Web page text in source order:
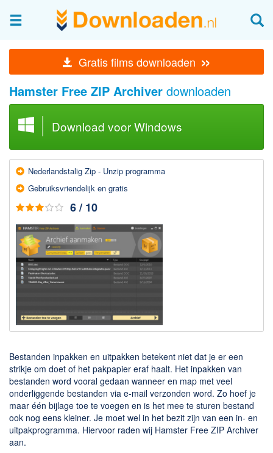
Gratis films downloaden »
Afbeeldingen & fotografie
Beheren en bekijken
Afbeelding & foto bewerken
Foto apps
Screenshots Maken
Audio & Video
Branden en Rippen
Media streamen
Mediaspeler
Opnemen Audio en Video
Video bewerken
BitTorrent Clients
Nieuwslezers (Downloaden via usenet)
Onderhoud & Veiligheid
Computer opschonen
Veilig online
Productiviteit
Adresboek en contacten
Hamster Free ZIP Archiver downloaden
Download voor Windows
Nederlands­talig Zip - Unzip programma
Gebruiks­vriendelijk en gratis
6 / 10
Bestanden inpakken en uitpakken betekent niet dat je er een
strikje om doet of het pakpapier eraf haalt. Het inpakken van
bestanden word vooral gedaan wanneer en map met veel
onderliggende bestanden via e-mail verzonden word. Zo hoef je
maar één bijlage toe te voegen en is het mee te sturen bestand
ook nog eens kleiner. Je moet wel in het bezit zijn van een in- en
uitpakprogramma. Hiervoor raden wij Hamster Free ZIP Archiver
aan.